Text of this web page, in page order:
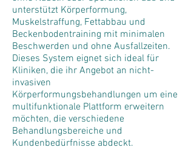
unterstützt Körperformung,
Muskelstraffung, Fettabbau und
Beckenbodentraining mit minimalen
Beschwerden und ohne Ausfallzeiten.
Dieses System eignet sich ideal für
Kliniken, die ihr Angebot an nicht-
invasiven
Körperformungsbehandlungen um eine
multifunktionale Plattform erweitern
möchten, die verschiedene
Behandlungsbereiche und
Kundenbedürfnisse abdeckt.